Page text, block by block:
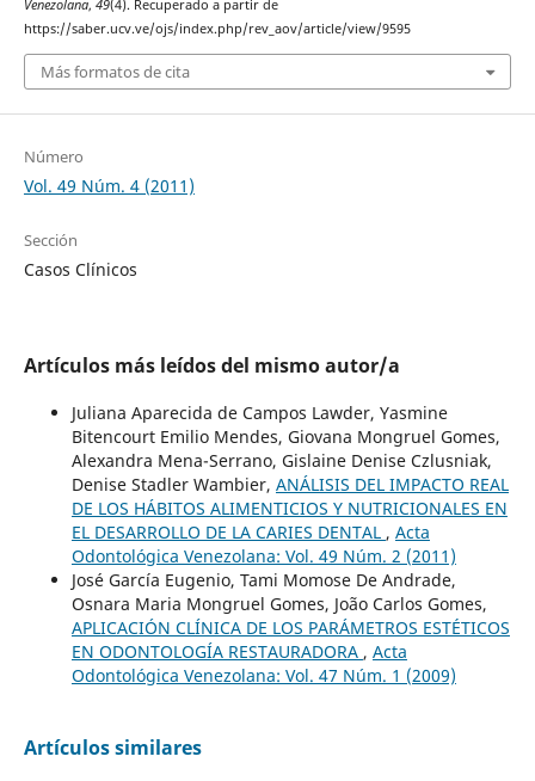
Venezolana, 49(4). Recuperado a partir de
https://saber.ucv.ve/ojs/index.php/rev_aov/article/view/9595
Más formatos de cita
Número
Vol. 49 Núm. 4 (2011)
Sección
Casos Clínicos
Artículos más leídos del mismo autor/a
Juliana Aparecida de Campos Lawder, Yasmine
Bitencourt Emilio Mendes, Giovana Mongruel Gomes,
Alexandra Mena-Serrano, Gislaine Denise Czlusniak,
Denise Stadler Wambier, ANÁLISIS DEL IMPACTO REAL
DE LOS HÁBITOS ALIMENTICIOS Y NUTRICIONALES EN
EL DESARROLLO DE LA CARIES DENTAL , Acta
Odontológica Venezolana: Vol. 49 Núm. 2 (2011)
José García Eugenio, Tami Momose De Andrade,
Osnara Maria Mongruel Gomes, João Carlos Gomes,
APLICACIÓN CLÍNICA DE LOS PARÁMETROS ESTÉTICOS
EN ODONTOLOGÍA RESTAURADORA , Acta
Odontológica Venezolana: Vol. 47 Núm. 1 (2009)
Artículos similares